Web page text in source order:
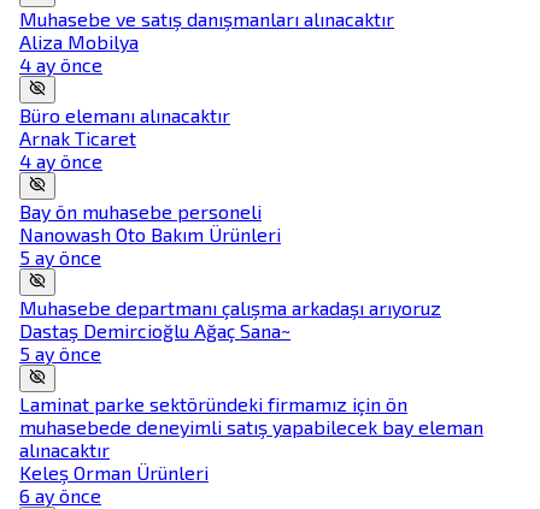
Muhasebe ve satış danışmanları alınacaktır
Aliza Mobilya
4 ay önce
Büro elemanı alınacaktır
Arnak Ticaret
4 ay önce
Bay ön muhasebe personeli
Nanowash Oto Bakım Ürünleri
5 ay önce
Muhasebe departmanı çalışma arkadaşı arıyoruz
Dastaş Demircioğlu Ağaç Sana~
5 ay önce
Laminat parke sektöründeki firmamız için ön
muhasebede deneyimli satış yapabilecek bay eleman
alınacaktır
Keleş Orman Ürünleri
6 ay önce